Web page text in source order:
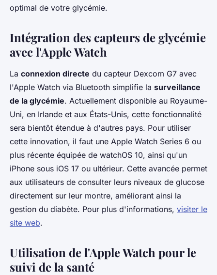
optimal de votre glycémie.
Intégration des capteurs de glycémie
avec l'Apple Watch
La connexion directe du capteur Dexcom G7 avec
l'Apple Watch via Bluetooth simplifie la surveillance
de la glycémie. Actuellement disponible au Royaume-
Uni, en Irlande et aux États-Unis, cette fonctionnalité
sera bientôt étendue à d'autres pays. Pour utiliser
cette innovation, il faut une Apple Watch Series 6 ou
plus récente équipée de watchOS 10, ainsi qu'un
iPhone sous iOS 17 ou ultérieur. Cette avancée permet
aux utilisateurs de consulter leurs niveaux de glucose
directement sur leur montre, améliorant ainsi la
gestion du diabète. Pour plus d'informations, visiter le
site web.
Utilisation de l'Apple Watch pour le
suivi de la santé